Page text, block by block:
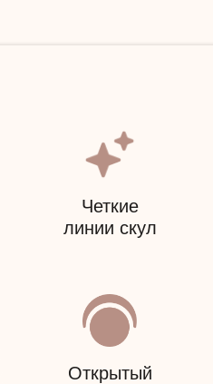
Четкие
линии скул
Открытый